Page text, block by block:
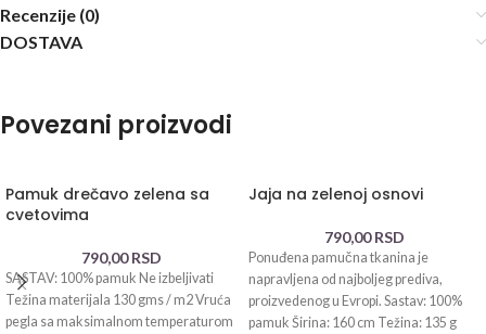
Recenzije (0)
DOSTAVA
Povezani proizvodi
Pamuk drečavo zelena sa
cvetovima
790,00RSD
SASTAV: 100% pamuk Ne izbeljivati
Težina materijala 130 gms / m2 Vruća
pegla sa maksimalnom temperaturom
Jaja na zelenoj osnovi
790,00RSD
Ponuđena pamučna tkanina je
napravljena od najboljeg prediva,
proizvedenog u Evropi. Sastav: 100%
pamuk Širina: 160 cm Težina: 135 g